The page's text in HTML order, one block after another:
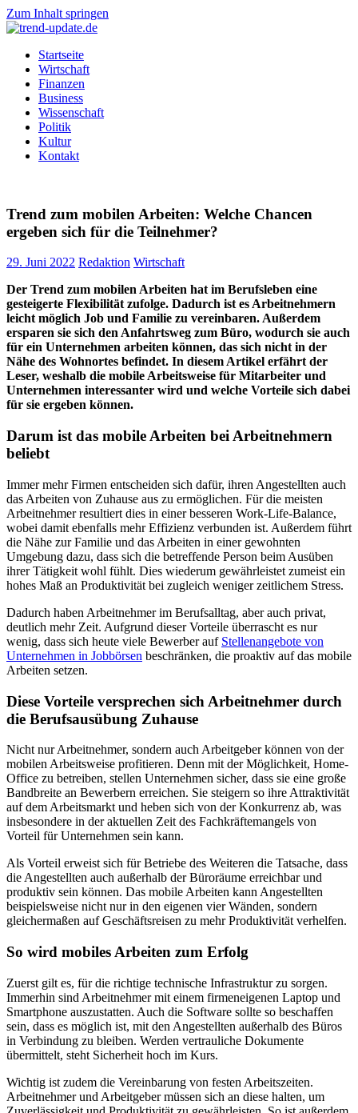
Zum Inhalt springen
trend-
update.de
Trends
News
Wirtschaft,
Wissenschaft
Politik
Startseite
Wirtschaft
Finanzen
Business
Wissenschaft
Politik
Kultur
Kontakt
Trend zum mobilen Arbeiten: Welche Chancen
ergeben sich für die Teilnehmer?
29. Juni 2022 Redaktion Wirtschaft
Der Trend zum mobilen Arbeiten hat im Berufsleben eine
gesteigerte Flexibilität zufolge. Dadurch ist es Arbeitnehmern
leicht möglich Job und Familie zu vereinbaren. Außerdem
ersparen sie sich den Anfahrtsweg zum Büro, wodurch sie auch
für ein Unternehmen arbeiten können, das sich nicht in der
Nähe des Wohnortes befindet. In diesem Artikel erfährt der
Leser, weshalb die mobile Arbeitsweise für Mitarbeiter und
Unternehmen interessanter wird und welche Vorteile sich dabei
für sie ergeben können.
Darum ist das mobile Arbeiten bei Arbeitnehmern
beliebt
Immer mehr Firmen entscheiden sich dafür, ihren Angestellten auch
das Arbeiten von Zuhause aus zu ermöglichen. Für die meisten
Arbeitnehmer resultiert dies in einer besseren Work-Life-Balance,
wobei damit ebenfalls mehr Effizienz verbunden ist. Außerdem führt
die Nähe zur Familie und das Arbeiten in einer gewohnten
Umgebung dazu, dass sich die betreffende Person beim Ausüben
ihrer Tätigkeit wohl fühlt. Dies wiederum gewährleistet zumeist ein
hohes Maß an Produktivität bei zugleich weniger zeitlichem Stress.
Dadurch haben Arbeitnehmer im Berufsalltag, aber auch privat,
deutlich mehr Zeit. Aufgrund dieser Vorteile überrascht es nur
wenig, dass sich heute viele Bewerber auf Stellenangebote von
Unternehmen in Jobbörsen beschränken, die proaktiv auf das mobile
Arbeiten setzen.
Diese Vorteile versprechen sich Arbeitnehmer durch
die Berufsausübung Zuhause
Nicht nur Arbeitnehmer, sondern auch Arbeitgeber können von der
mobilen Arbeitsweise profitieren. Denn mit der Möglichkeit, Home-
Office zu betreiben, stellen Unternehmen sicher, dass sie eine große
Bandbreite an Bewerbern erreichen. Sie steigern so ihre Attraktivität
auf dem Arbeitsmarkt und heben sich von der Konkurrenz ab, was
insbesondere in der aktuellen Zeit des Fachkräftemangels von
Vorteil für Unternehmen sein kann.
Als Vorteil erweist sich für Betriebe des Weiteren die Tatsache, dass
die Angestellten auch außerhalb der Büroräume erreichbar und
produktiv sein können. Das mobile Arbeiten kann Angestellten
beispielsweise nicht nur in den eigenen vier Wänden, sondern
gleichermaßen auf Geschäftsreisen zu mehr Produktivität verhelfen.
So wird mobiles Arbeiten zum Erfolg
Zuerst gilt es, für die richtige technische Infrastruktur zu sorgen.
Immerhin sind Arbeitnehmer mit einem firmeneigenen Laptop und
Smartphone auszustatten. Auch die Software sollte so beschaffen
sein, dass es möglich ist, mit den Angestellten außerhalb des Büros
in Verbindung zu bleiben. Werden vertrauliche Dokumente
übermittelt, steht Sicherheit hoch im Kurs.
Wichtig ist zudem die Vereinbarung von festen Arbeitszeiten.
Arbeitnehmer und Arbeitgeber müssen sich an diese halten, um